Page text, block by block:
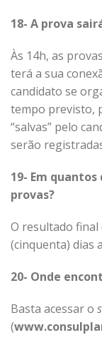
18- A prova
Às 14h, as
terá a sua
candidato se
tempo previsto,
“salvas” pelo
serão
19- Em
provas?
O resultado final
(cinquenta) dias
20- Onde
Basta acessar o
(